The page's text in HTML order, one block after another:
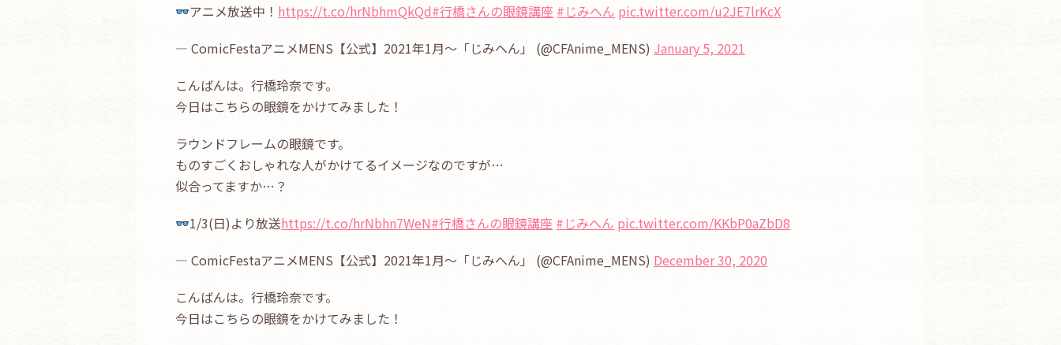
アニメ放送中！ https://t.co/hrNbhmQkQd#行橋さんの眼鏡講座 #じみへん pic.twitter.com/u2JE7lrKcX
— ComicFestaアニメMENS【公式】2021年1月〜「じみへん」 (@CFAnime_MENS) January 5, 2021
こんばんは。行橋玲奈です。
今日はこちらの眼鏡をかけてみました！
ラウンドフレームの眼鏡です。
ものすごくおしゃれな人がかけてるイメージなのですが…
似合ってますか…？
1/3(日)より放送https://t.co/hrNbhn7WeN#行橋さんの眼鏡講座 #じみへん pic.twitter.com/KKbP0aZbD8
— ComicFestaアニメMENS【公式】2021年1月〜「じみへん」 (@CFAnime_MENS) December 30, 2020
こんばんは。行橋玲奈です。
今日はこちらの眼鏡をかけてみました！